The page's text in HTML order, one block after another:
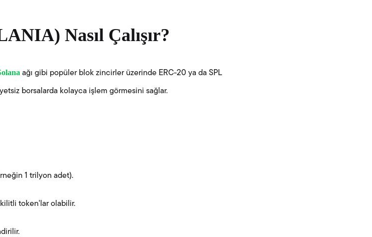
Nasıl Çalışır?
ağı gibi popüler blok zincirler üzerinde ERC-20 ya da SPL
borsalarda kolayca işlem görmesini sağlar.
1 trilyon adet).
token'lar olabilir.